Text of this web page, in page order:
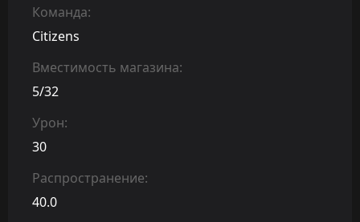
Команда:
Citizens
Вместимость магазина:
5/32
Урон:
30
Распространение:
40.0